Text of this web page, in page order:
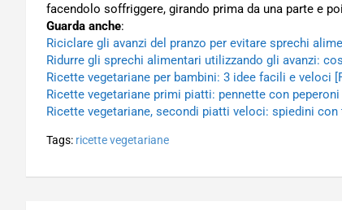
facendolo soffriggere, girando prima da una parte e
Guarda anche:
Riciclare gli avanzi del pranzo per evitare sprechi
Ridurre gli sprechi alimentari utilizzando gli avanzi:
Ricette vegetariane per bambini: 3 idee facili e veloci
Ricette vegetariane primi piatti: pennette con
Ricette vegetariane, secondi piatti veloci: spiedini con
Tags: ricette vegetariane